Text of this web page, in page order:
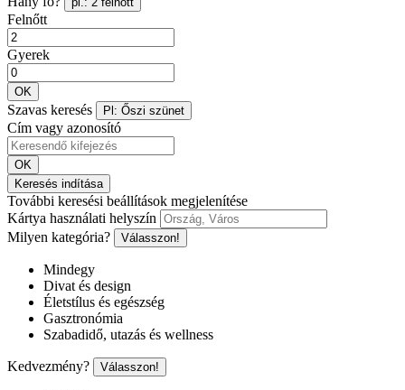
Felnőtt
Gyerek
OK
Szavas keresés Pl: Őszi szünet
Cím vagy azonosító
OK
Keresés indítása
További keresési beállítások megjelenítése
Kártya használati helyszín
Milyen kategória?
Válasszon!
Mindegy
Divat és design
Életstílus és egészség
Gasztronómia
Szabadidő, utazás és wellness
Kedvezmény? Válasszon!